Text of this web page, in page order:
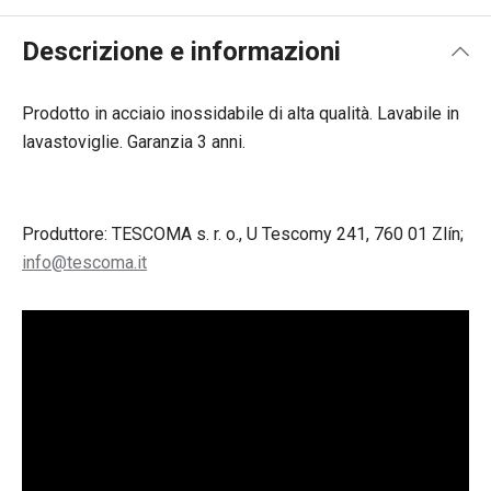
Descrizione e informazioni
Prodotto in acciaio inossidabile di alta qualità. Lavabile in
lavastoviglie. Garanzia 3 anni.
Produttore: TESCOMA s. r. o., U Tescomy 241, 760 01 Zlín;
info@tescoma.it